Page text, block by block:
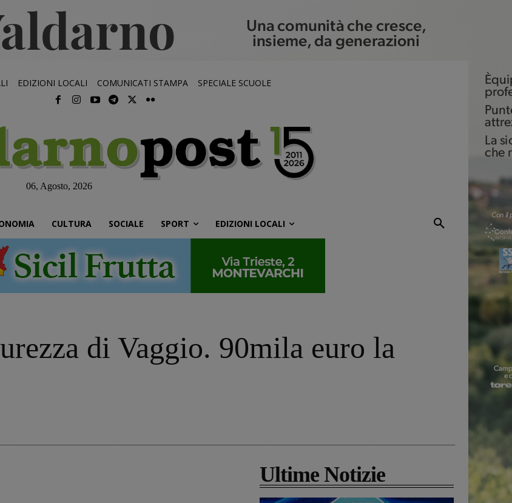
EDIZIONI LOCALI COMUNICATI STAMPA SPECIALE SCUOLE
06, Agosto, 2026
CULTURA SOCIALE SPORT EDIZIONI LOCALI
di Vaggio. 90mila euro la
Ultime Notizie